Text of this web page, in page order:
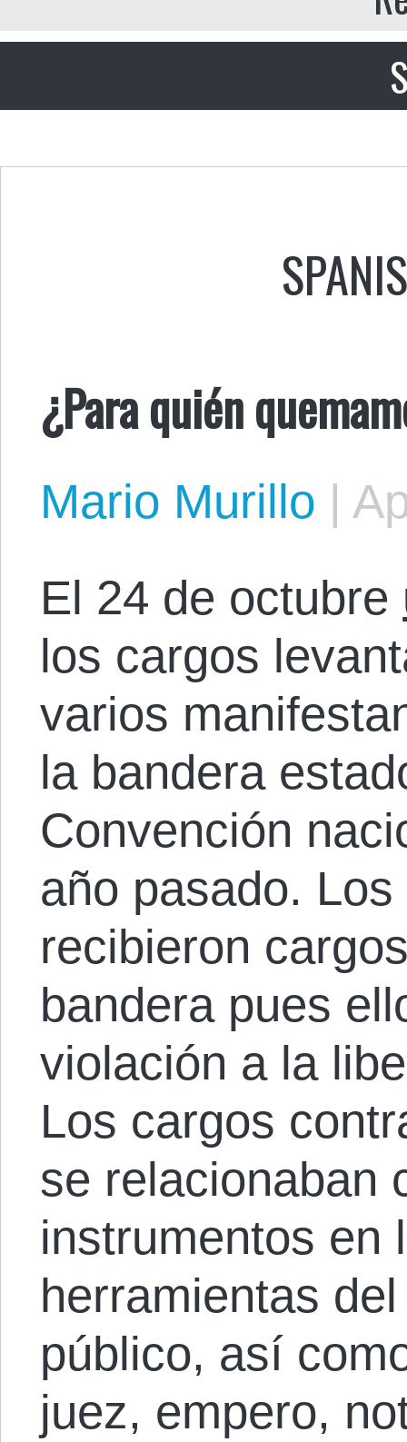
¿Para quién
Mario Murillo |
El 24 de octubre
los cargos
varios
la bandera
Convención
año pasado.
recibieron
bandera pues
violación a la
Los cargos
se relacionaban
instrumentos en
herramientas
público, así
juez, empero,